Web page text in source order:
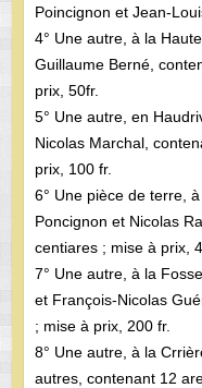
Poincignon et Jean-
4° Une autre, à la
Guillaume Berné,
prix, 50fr.
5° Une autre, en
Nicolas Marchal,
prix, 100 fr.
6° Une pièce de terre,
Poncignon et Nicolas
centiares ; mise à prix,
7° Une autre, à la
et François-Nicolas
; mise à prix, 200 fr.
8° Une autre, à la
autres, contenant 12